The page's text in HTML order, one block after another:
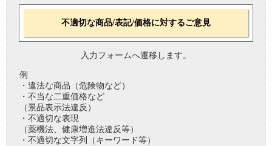
不適切な商品/表記/価格に対するご意見
入力フォームへ遷移します。
例
・違法な商品（危険物など）
・不当な二重価格など
（景品表示法違反）
・不適切な表現
（薬機法、健康増進法違反等）
・不適切な文字列（キーワード等）